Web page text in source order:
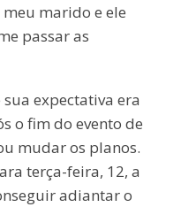
marido e ele
passar as
expectativa era
o fim do evento de
mudar os planos.
terça-feira, 12, a
adiantar o